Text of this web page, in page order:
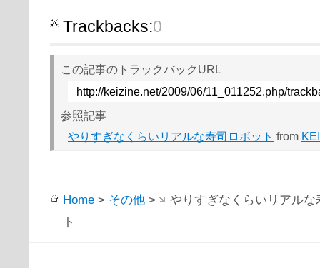
Trackbacks:0
この記事のトラックバックURL
http://keizine.net/2009/06/11_011252.php/
参照記事
やりすぎなくらいリアルな寿司ロボット from
Home > その他 >
やりすぎなくらいリアルな
ト